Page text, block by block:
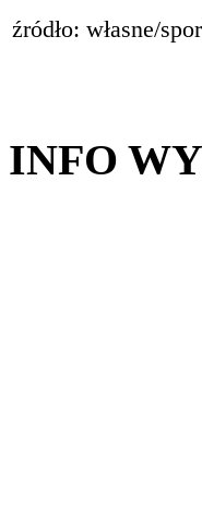
źródło: własne/
INFO